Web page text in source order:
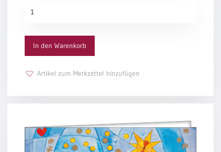
1010_1
In den Warenkorb
Artikel zum Merkzettel hinzufügen